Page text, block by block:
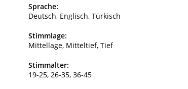
Sprache:
Deutsch, Englisch, Türkisch
Stimmlage:
Mittellage, Mitteltief, Tief
Stimmalter:
19-25, 26-35, 36-45